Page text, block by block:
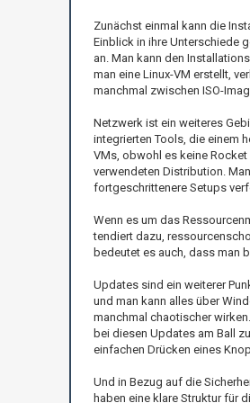
Zunächst einmal kann die
Einblick in ihre Unterschiede
an. Man kann den
man eine Linux-VM erstellt,
manchmal zwischen ISO-
Netzwerk ist ein weiteres
integrierten Tools, die einem
VMs, obwohl es keine
verwendeten Distribution.
fortgeschrittenere Setups
Wenn es um das
tendiert dazu,
bedeutet es auch, dass man
Updates sind ein weiterer
und man kann alles über
manchmal chaotischer
bei diesen Updates am Ball
einfachen Drücken eines
Und in Bezug auf die
haben eine klare Struktur für